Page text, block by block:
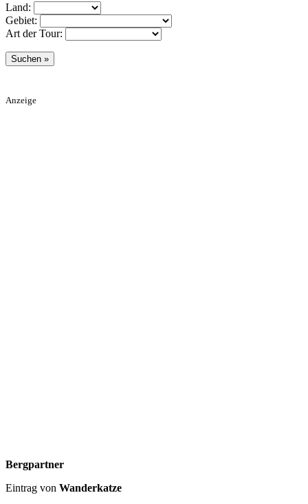
Land:
Gebiet:
Art der Tour:
Anzeige
Bergpartner
Eintrag von Wanderkatze